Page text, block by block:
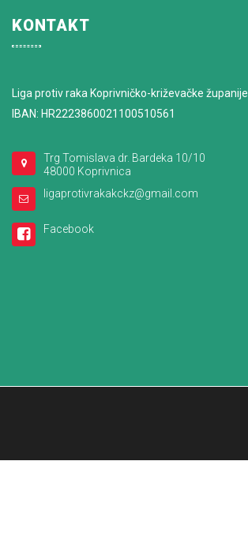
KONTAKT
Liga protiv raka Koprivničko-križevačke županije
IBAN: HR2223860021100510561
Trg Tomislava dr. Bardeka 10/10
48000 Koprivnica
ligaprotivrakakckz@gmail.com
Facebook